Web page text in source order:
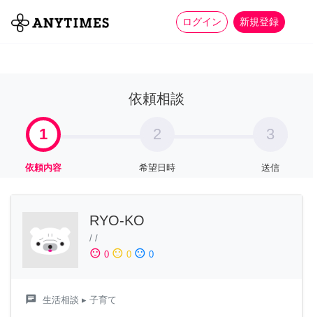
ログイン 新規登録
全て 家事 more_horiz
依頼相談
1
依頼内容
2
希望日時
3
送信
RYO-KO
/ /
sentiment_satisfied 0 sentiment_neutral 0 sentiment_dissatisfied 0
chat 生活相談 ▸ 子育て